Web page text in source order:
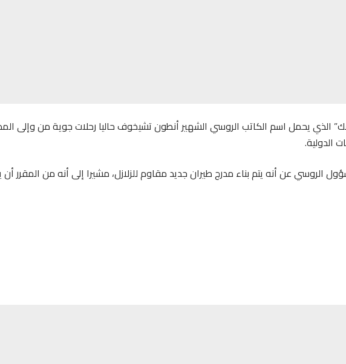
الذي يحمل اسم الكاتب الروسي الشهير أنطون تشيخوف حاليا رحلات جوية من وإلى
الدولية.
عن أنه يتم بناء مدرج طيران جديد مقاوم للزلازل، مشيرا إلى أنه من المقرر